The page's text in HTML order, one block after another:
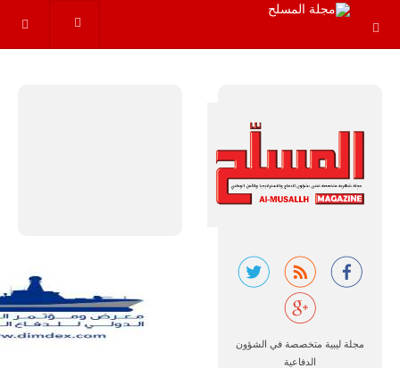
مجلة ليبية متخصصة في الشؤون
الدفاعية
المسيرة
الروسية